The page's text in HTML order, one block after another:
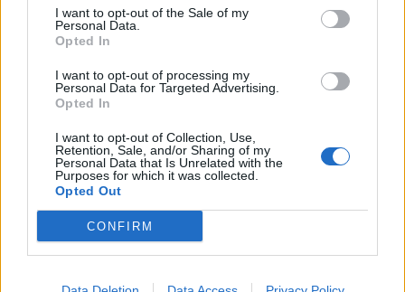
I want to opt-out of the Sale of my
Personal Data.
Opted In
I want to opt-out of processing my
Personal Data for Targeted Advertising.
Opted In
I want to opt-out of Collection, Use,
Retention, Sale, and/or Sharing of my
Personal Data that Is Unrelated with the
Purposes for which it was collected.
Opted Out
CONFIRM
que le massage apaisera la raideur musculaire et
des problèmes posturaux. Pourtant, notez que cette
pratique n’est pas un remède et elle ne fournit qu’un
soulagement temporaire de la douleur.
Masser les extrémités des orteils